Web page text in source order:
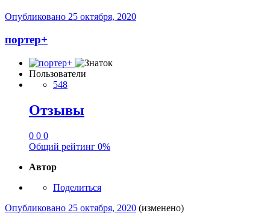
Опубликовано 25 октября, 2020
портер+
Пользователи
548
Отзывы
0 0 0
Общий рейтинг 0%
Автор
Поделиться
Опубликовано 25 октября, 2020 (изменено)